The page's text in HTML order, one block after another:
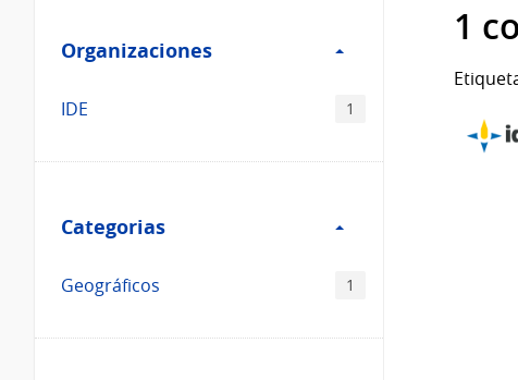
Organizaciones
Organizaciones
IDE 1
Categorias
Categorias
Geográficos 1
1